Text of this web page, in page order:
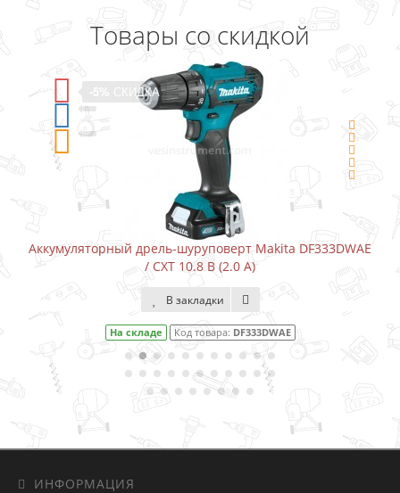
Товары со скидкой
СКИДКА
Аккумуляторный дрель-шуруповерт Makita DF333DWAE
/ CXT 10.8 В (2.0 А)
В закладки
На складе Код товара: DF333DWAE
ИНФОРМАЦИЯ